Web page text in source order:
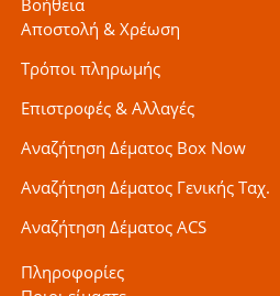
Βοήθεια
Αποστολή & Χρέωση
Τρόποι πληρωμής
Επιστροφές & Αλλαγές
Αναζήτηση Δέματος Box Now
Αναζήτηση Δέματος Γενικής Ταχ.
Αναζήτηση Δέματος ACS
Πληροφορίες